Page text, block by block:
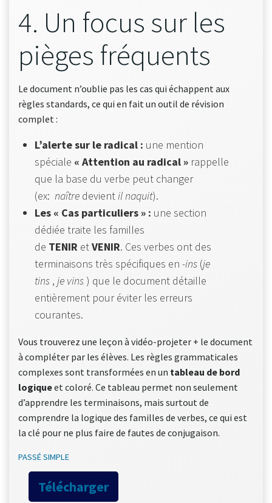
4. Un focus sur les
pièges fréquents
Le document n’oublie pas les cas qui échappent aux
règles standards, ce qui en fait un outil de révision
complet :
L’alerte sur le radical : une mention
spéciale « Attention au radical » rappelle
que la base du verbe peut changer
(ex: naître devientil naquit).
Les « Cas particuliers » : une section
dédiée traite les familles
de TENIR etVENIR. Ces verbes ont des
terminaisons très spécifiques en -ins (je
tins , je vins ) que le document détaille
entièrement pour éviter les erreurs
courantes.
Vous trouverez une leçon à vidéo-projeter + le document
à compléter par les élèves. Les règles grammaticales
complexes sont transformées en un tableau de bord
logiqueet coloré. Ce tableau permet non seulement
d’apprendre les terminaisons, mais surtout de
comprendre la logique des familles de verbes, ce qui est
la clé pour ne plus faire de fautes de conjugaison.
PASSÉ SIMPLE
Télécharger